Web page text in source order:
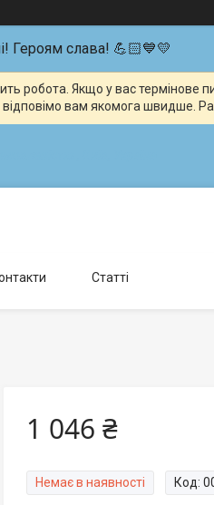
Героям слава! 💪🏻💙💛
робота. Якщо у вас термінове
вам якомога швидше.
Статті
1 046 ₴
Немає в наявності Код: